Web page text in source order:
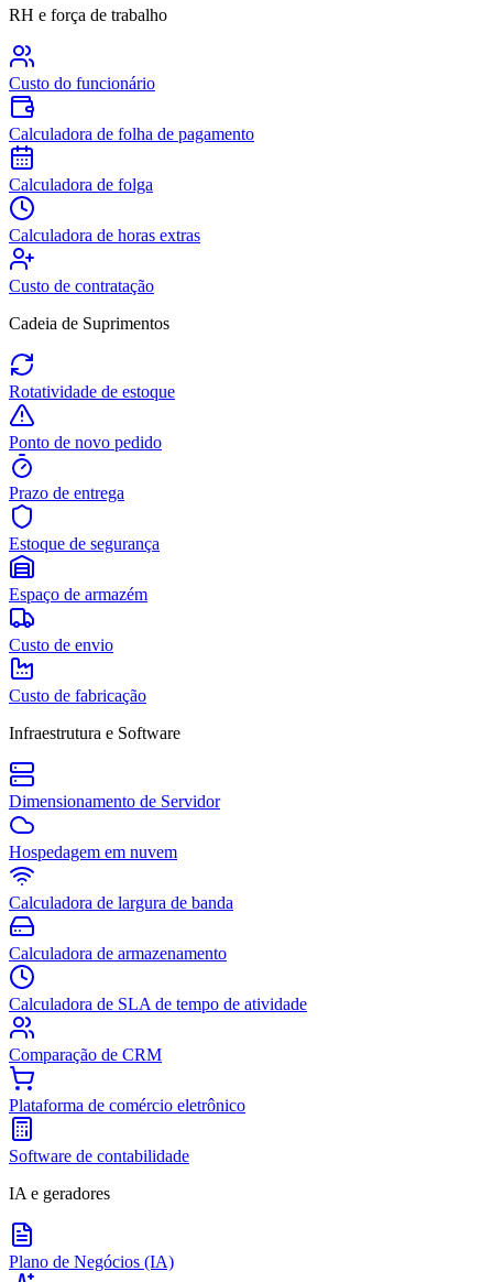
RH e força de trabalho
Custo do funcionário
Calculadora de folha de pagamento
Calculadora de folga
Calculadora de horas extras
Custo de contratação
Cadeia de Suprimentos
Rotatividade de estoque
Ponto de novo pedido
Prazo de entrega
Estoque de segurança
Espaço de armazém
Custo de envio
Custo de fabricação
Infraestrutura e Software
Dimensionamento de Servidor
Hospedagem em nuvem
Calculadora de largura de banda
Calculadora de armazenamento
Calculadora de SLA de tempo de atividade
Comparação de CRM
Plataforma de comércio eletrônico
Software de contabilidade
IA e geradores
Plano de Negócios (IA)